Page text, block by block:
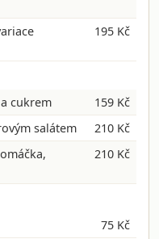
195 Kč
cukrem
159 Kč
salátem
210 Kč
210 Kč
75 Kč